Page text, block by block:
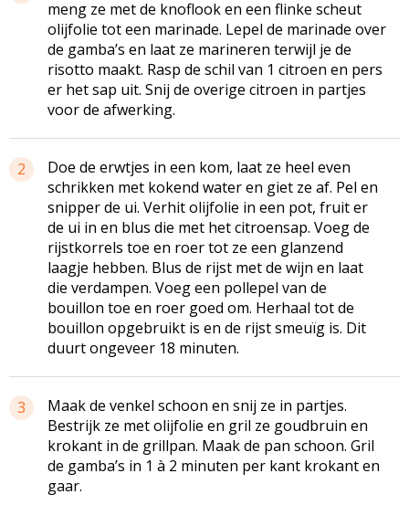
meng ze met de knoflook en een flinke scheut
olijfolie tot een marinade. Lepel de marinade over
de gamba’s en laat ze marineren terwijl je de
risotto maakt. Rasp de schil van 1 citroen en pers
er het sap uit. Snij de overige citroen in partjes
voor de afwerking.
2
Doe de erwtjes in een kom, laat ze heel even
schrikken met kokend water en giet ze af. Pel en
snipper de ui. Verhit olijfolie in een pot, fruit er
de ui in en blus die met het citroensap. Voeg de
rijstkorrels toe en roer tot ze een glanzend
laagje hebben. Blus de rijst met de wijn en laat
die verdampen. Voeg een pollepel van de
bouillon toe en roer goed om. Herhaal tot de
bouillon opgebruikt is en de rijst smeuïg is. Dit
duurt ongeveer 18 minuten.
3
Maak de venkel schoon en snij ze in partjes.
Bestrijk ze met olijfolie en gril ze goudbruin en
krokant in de grillpan. Maak de pan schoon. Gril
de gamba’s in 1 à 2 minuten per kant krokant en
gaar.